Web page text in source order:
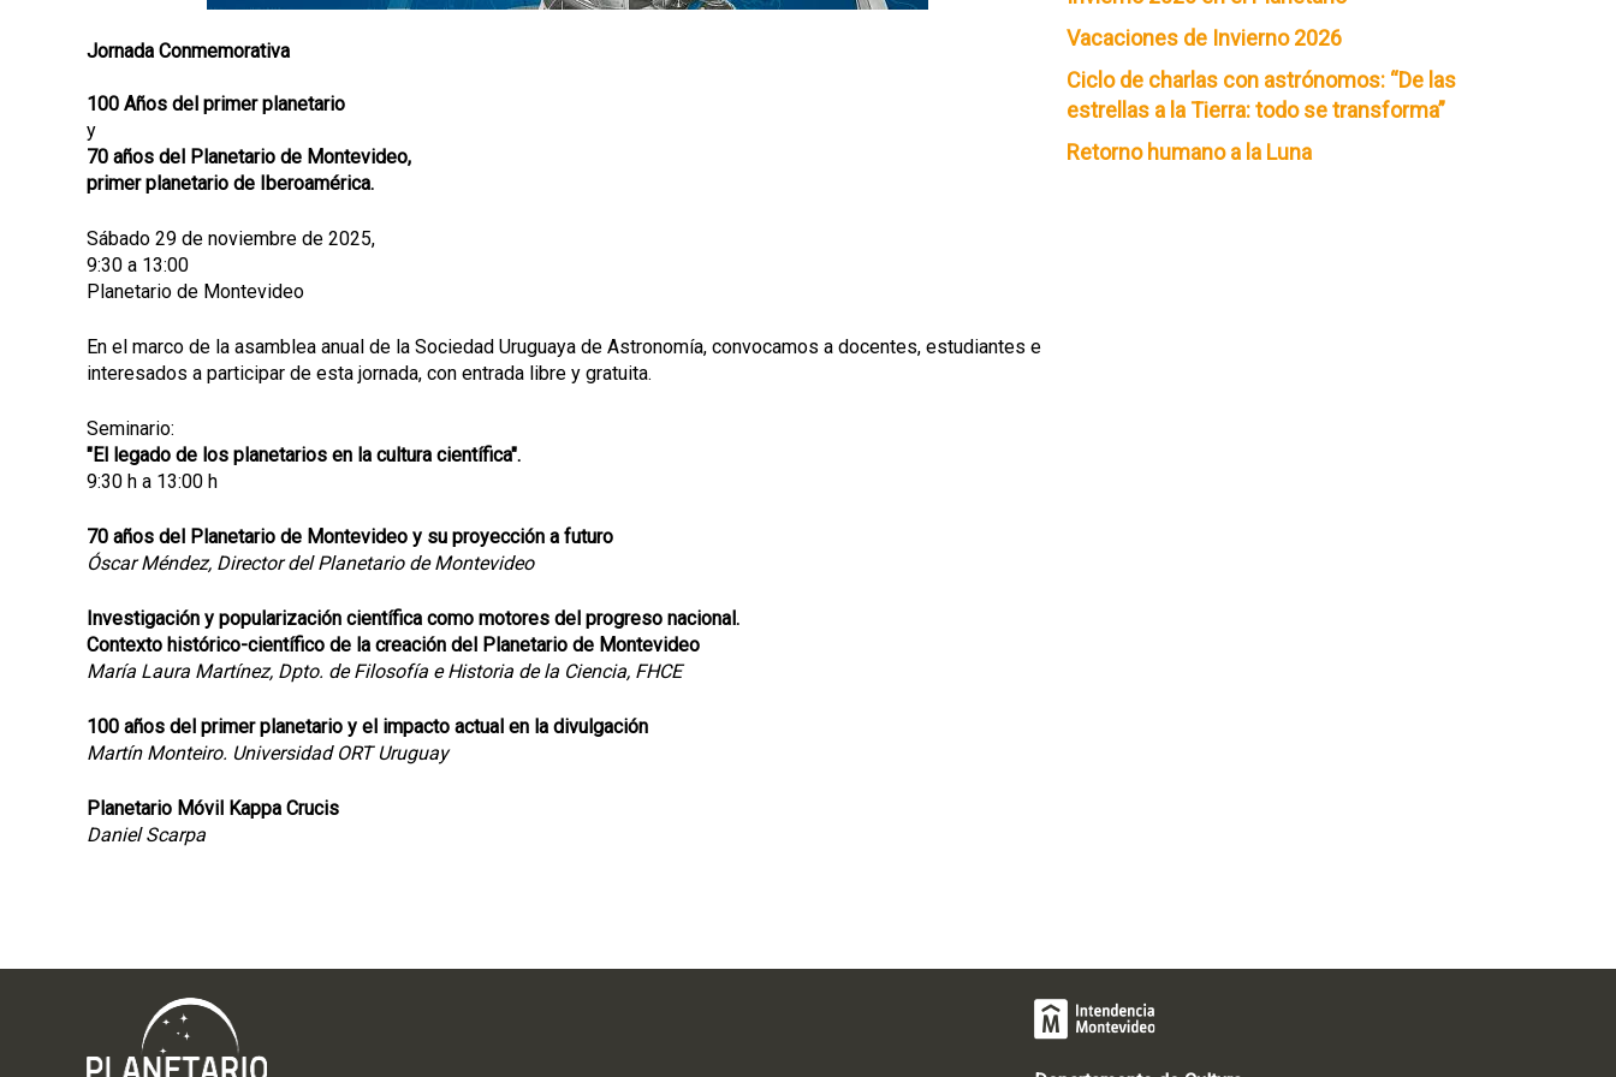
Jornada Conmemorativa
100 Años del primer planetario
y
70 años del Planetario de Montevideo,
primer planetario de Iberoamérica.
Sábado 29 de noviembre de 2025,
9:30 a 13:00
Planetario de Montevideo
En el marco de la asamblea anual de la Sociedad Uruguaya de Astronomía, convocamos a docentes, estudiantes e
interesados a participar de esta jornada, con entrada libre y gratuita.
Seminario:
"El legado de los planetarios en la cultura científica".
9:30 h a 13:00 h
70 años del Planetario de Montevideo y su proyección a futuro
Óscar Méndez, Director del Planetario de Montevideo
Investigación y popularización científica como motores del progreso nacional.
Contexto histórico-científico de la creación del Planetario de Montevideo
María Laura Martínez, Dpto. de Filosofía e Historia de la Ciencia, FHCE
100 años del primer planetario y el impacto actual en la divulgación
Martín Monteiro. Universidad ORT Uruguay
Planetario Móvil Kappa Crucis
Daniel Scarpa
Vacaciones de Invierno 2026
Ciclo de charlas con astrónomos: “De las
estrellas a la Tierra: todo se transforma”
Retorno humano a la Luna